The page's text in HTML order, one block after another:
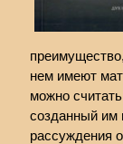
нем имеют
можно
cозданный им
рассуждения